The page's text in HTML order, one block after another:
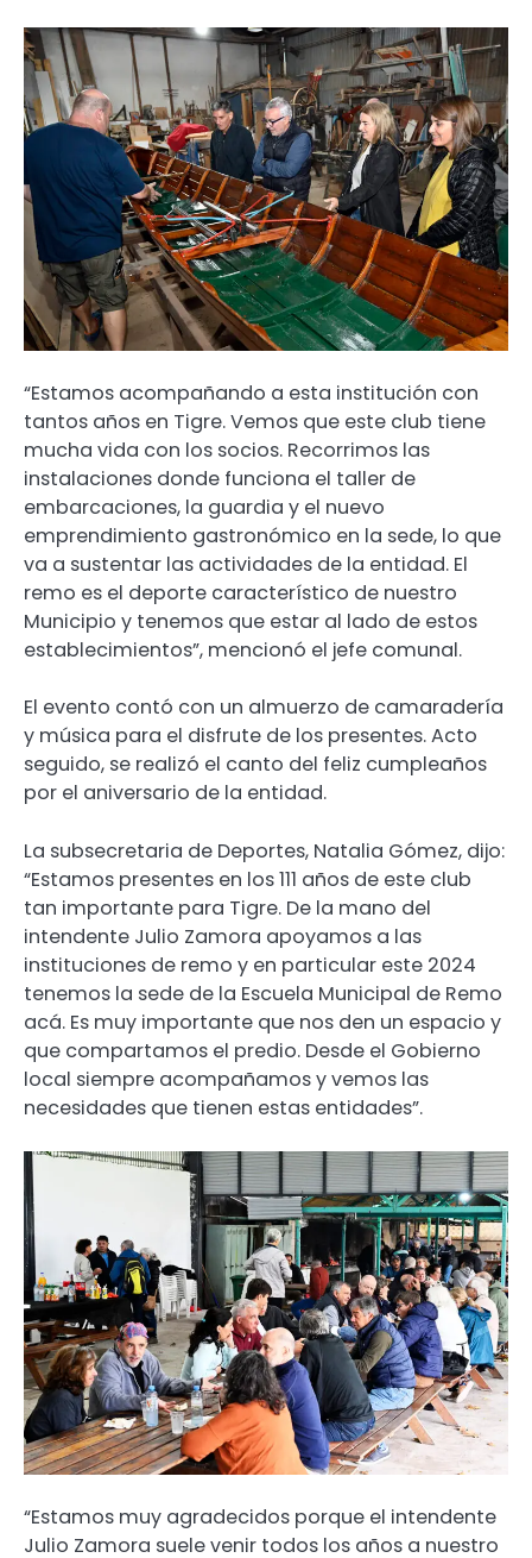
“Estamos acompañando a esta institución con
tantos años en Tigre. Vemos que este club tiene
mucha vida con los socios. Recorrimos las
instalaciones donde funciona el taller de
embarcaciones, la guardia y el nuevo
emprendimiento gastronómico en la sede, lo que
va a sustentar las actividades de la entidad. El
remo es el deporte característico de nuestro
Municipio y tenemos que estar al lado de estos
establecimientos”, mencionó el jefe comunal.
El evento contó con un almuerzo de camaradería
y música para el disfrute de los presentes. Acto
seguido, se realizó el canto del feliz cumpleaños
por el aniversario de la entidad.
La subsecretaria de Deportes, Natalia Gómez, dijo:
“Estamos presentes en los 111 años de este club
tan importante para Tigre. De la mano del
intendente Julio Zamora apoyamos a las
instituciones de remo y en particular este 2024
tenemos la sede de la Escuela Municipal de Remo
acá. Es muy importante que nos den un espacio y
que compartamos el predio. Desde el Gobierno
local siempre acompañamos y vemos las
necesidades que tienen estas entidades”.
“Estamos muy agradecidos porque el intendente
Julio Zamora suele venir todos los años a nuestro